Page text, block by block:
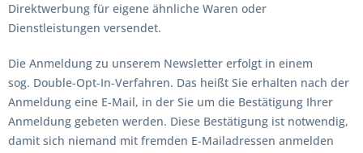
Direktwerbung für eigene ähnliche Waren oder
Dienstleistungen versendet.
Die Anmeldung zu unserem Newsletter erfolgt in einem
sog. Double-Opt-In-Verfahren. Das heißt Sie erhalten nach der
Anmeldung eine E-Mail, in der Sie um die Bestätigung Ihrer
Anmeldung gebeten werden. Diese Bestätigung ist notwendig,
damit sich niemand mit fremden E-Mailadressen anmelden